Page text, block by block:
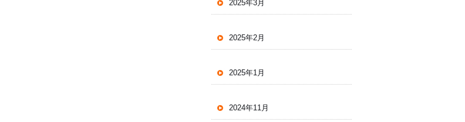
2025年3月
2025年2月
2025年1月
2024年11月